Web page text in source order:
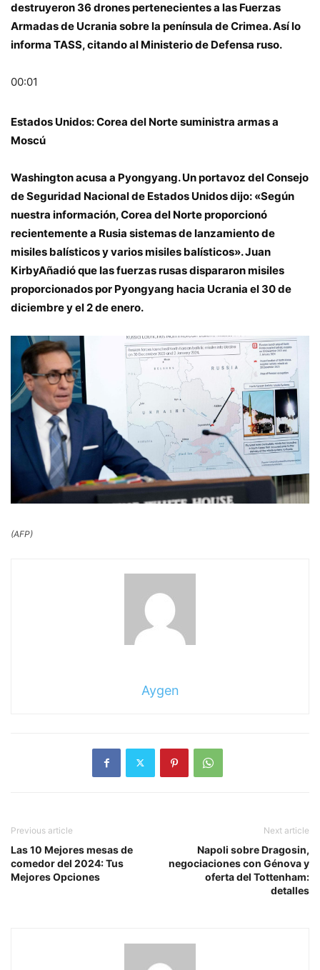
destruyeron 36 drones pertenecientes a las Fuerzas
Armadas de Ucrania sobre la península de Crimea. Así lo
informa TASS, citando al Ministerio de Defensa ruso.
00:01
Estados Unidos: Corea del Norte suministra armas a
Moscú
Washington acusa a Pyongyang. Un portavoz del Consejo
de Seguridad Nacional de Estados Unidos dijo: «Según
nuestra información, Corea del Norte proporcionó
recientemente a Rusia sistemas de lanzamiento de
misiles balísticos y varios misiles balísticos».Juan
KirbyAñadió que las fuerzas rusas dispararon misiles
proporcionados por Pyongyang hacia Ucrania el 30 de
diciembre y el 2 de enero.
(AFP)
Aygen
Previous article
Las 10 Mejores mesas de
comedor del 2024: Tus
Mejores Opciones
Next article
Napoli sobre Dragosin,
negociaciones con Génova y
oferta del Tottenham:
detalles